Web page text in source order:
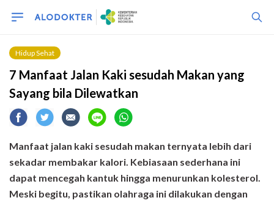
Hidup Sehat
7 Manfaat Jalan Kaki sesudah Makan yang
Sayang bila Dilewatkan
Manfaat jalan kaki sesudah makan ternyata lebih dari
sekadar membakar kalori. Kebiasaan sederhana ini
dapat mencegah kantuk hingga menurunkan kolesterol.
Meski begitu, pastikan olahraga ini dilakukan dengan